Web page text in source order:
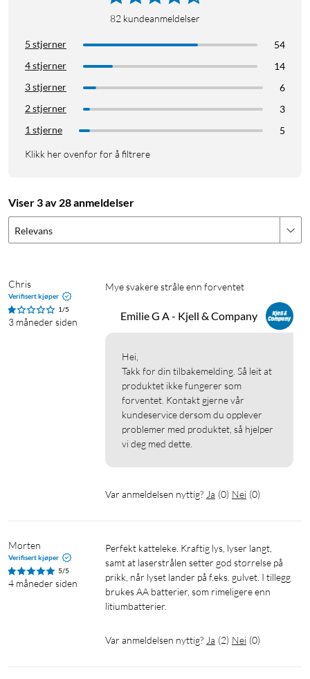
82 kundeanmeldelser
5 stjerner
54
4 stjerner
14
3 stjerner
6
2 stjerner
3
1 stjerne
5
Klikk her ovenfor for å filtrere
Viser 3 av 28 anmeldelser
Relevans
Chris
Verifisert kjøper
1/5
3 måneder siden
Mye svakere stråle enn forventet
Emilie G A - Kjell & Company
Hei,
Takk for din tilbakemelding. Så leit at
produktet ikke fungerer som
forventet. Kontakt gjerne vår
kundeservice dersom du opplever
problemer med produktet, så hjelper
vi deg med dette.
Var anmeldelsen nyttig? Ja (0) Nei (0)
Morten
Verifisert kjøper
5/5
4 måneder siden
Perfekt katteleke. Kraftig lys, lyser langt,
samt at laserstrålen setter god størrelse på
prikk, når lyset lander på f.eks. gulvet. I tillegg
brukes AA batterier, som rimeligere enn
litiumbatterier.
Var anmeldelsen nyttig? Ja (2) Nei (0)